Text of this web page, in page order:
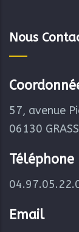
Nous
57, avenue
06130
Téléphone
Email